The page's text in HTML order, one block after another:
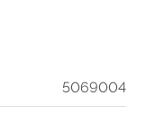
5069004